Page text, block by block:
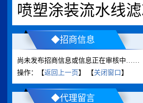
喷塑涂装流水线
◆招商信息
尚未发布招商信息或信息正在审核中……
操作：【返回上一页 】 【关闭窗口 】
◆代理留言